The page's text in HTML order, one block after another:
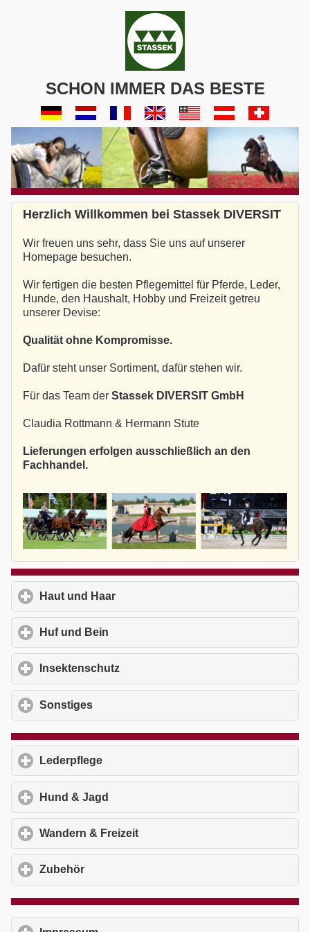
SCHON IMMER DAS BESTE
Herzlich Willkommen bei Stassek DIVERSIT
Wir freuen uns sehr, dass Sie uns auf unserer
Homepage besuchen.
Wir fertigen die besten Pflegemittel für Pferde, Leder,
Hunde, den Haushalt, Hobby und Freizeit getreu
unserer Devise:
Qualität ohne Kompromisse.
Dafür steht unser Sortiment, dafür stehen wir.
Für das Team der Stassek DIVERSIT GmbH
Claudia Rottmann & Hermann Stute
Lieferungen erfolgen ausschließlich an den
Fachhandel.
Haut und Haar
Huf und Bein
Insektenschutz
Sonstiges
Lederpflege
Hund & Jagd
Wandern & Freizeit
Zubehör